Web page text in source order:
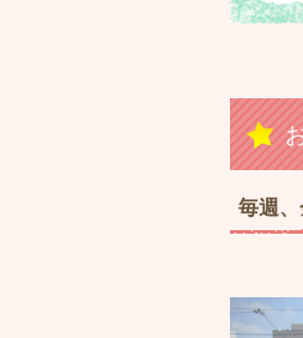
毎週